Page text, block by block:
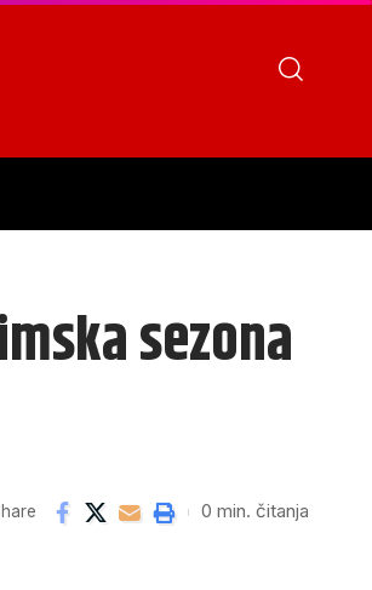
sezona
0 min. čitanja